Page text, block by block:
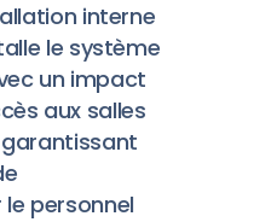
interne
le système
un impact
aux salles
personnel